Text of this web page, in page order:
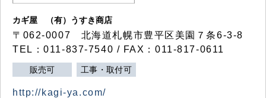
カギ屋 （有）うすき商店
〒062-0007 北海道札幌市豊平区美園７条6-3-8
TEL：011-837-7540 / FAX：011-817-0611
販売可 工事・取付可
http://kagi-ya.com/